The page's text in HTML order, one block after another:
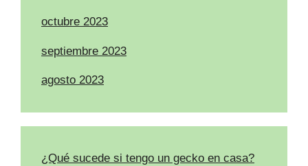
octubre 2023
septiembre 2023
agosto 2023
¿Qué sucede si tengo un gecko en casa?